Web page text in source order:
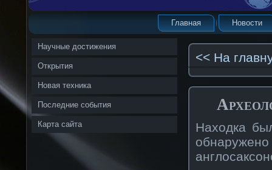
Главная Новости
Научные достижения
Открытия
Новая техника
Последние события
Карта сайта
<< На
Находка